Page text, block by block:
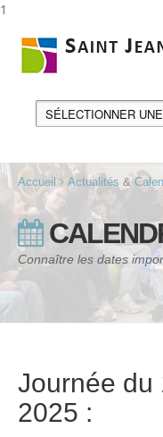
1
Accueil Actualités &
Connaître les dates
Journée du
2025 :